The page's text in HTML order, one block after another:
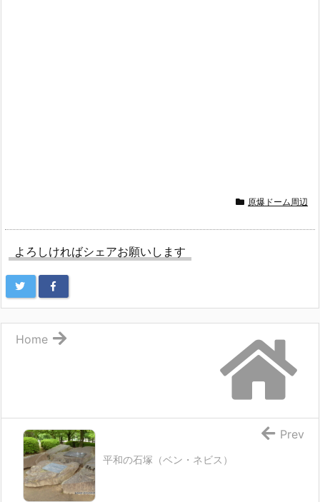
原爆ドーム周辺
よろしければシェアお願いします
Home
平和の石塚（ベン・ネビス）
Prev